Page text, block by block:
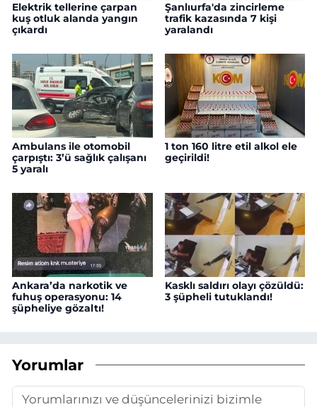
Elektrik tellerine çarpan
kuş otluk alanda yangın
çıkardı
Şanlıurfa'da zincirleme
trafik kazasında 7 kişi
yaralandı
Ambulans ile otomobil
çarpıştı: 3’ü sağlık çalışanı
5 yaralı
1 ton 160 litre etil alkol ele
geçirildi!
Ankara’da narkotik ve
fuhuş operasyonu: 14
şüpheliye gözaltı!
Kasklı saldırı olayı çözüldü:
3 şüpheli tutuklandı!
Yorumlar